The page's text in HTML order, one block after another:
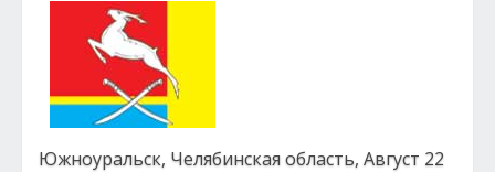
Южноуральск, Челябинская область, Август 22